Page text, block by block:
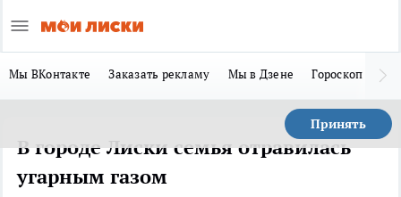
Мы ВКонтакте Заказать рекламу Мы в Дзене Гороскоп
Принять
В городе Лиски семья отравилась
угарным газом